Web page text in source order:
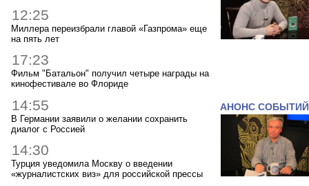
12:25
Миллера переизбрали главой «Газпрома» еще
на пять лет
17:23
Фильм "Батальон" получил четыре награды на
кинофестивале во Флориде
14:55
В Германии заявили о желании сохранить
диалог с Россией
14:30
Турция уведомила Москву о введении
«журналистских виз» для российской прессы
АНОНС СОБЫТИЙ